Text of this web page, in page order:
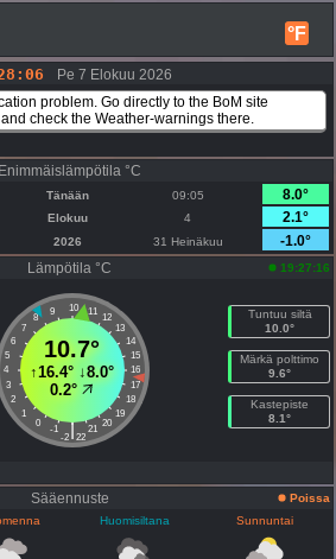
°F
Pe 7 Elokuu 2026
problem. Go directly to the BoM site
and check the Weather-warnings there.
Enimmäislämpötila °C
Tänään 09:05
8.0°
Elokuu 4
2.1°
2026 31 Heinäkuu
-1.0°
Lämpötila °C
19:27:16
10
9 11
8
12
7
13
6
14
5
15
4
16
3
17
2
18
1
19
0
20
-1 21
|
-2 22
10.7°
↑16.4° ↓8.0°
0.2°
Tuntuu siltä
10.0°
Märkä polttimo
9.6°
Kastepiste
8.1°
Sääennuste
Poissa
Huomisiltana Sunnuntai